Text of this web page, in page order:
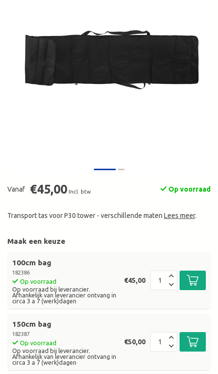
Vanaf €45,00 Incl. btw Op voorraad
Transport tas voor P30 tower - verschillende maten Lees meer.
Maak een keuze
100cm bag
182386
Op voorraad
Op voorraad bij leverancier.
Afhankelijk van leverancier ontvang in
circa 3 a 7 (werk)dagen
€45,00
150cm bag
182387
Op voorraad
Op voorraad bij leverancier.
Afhankelijk van leverancier ontvang in
circa 3 a 7 (werk)dagen
€50,00